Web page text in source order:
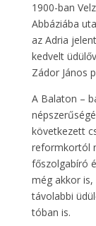
1900-ban
Abbáziába
az Adria
kedvelt
Zádor János
A Balaton –
következett
reformkortól
főszolgabíró
még akkor
távolabbi
tóban is.